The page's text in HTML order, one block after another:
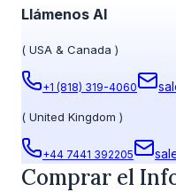
Llámenos Al
( USA & Canada )
+1 (818) 319-4060
( United Kingdom )
+44 7441 392205
Comprar el